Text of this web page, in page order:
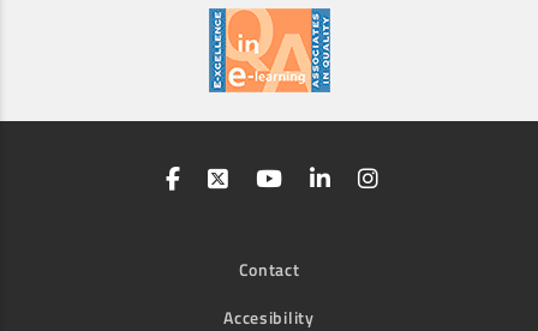
Contact
Accesibility